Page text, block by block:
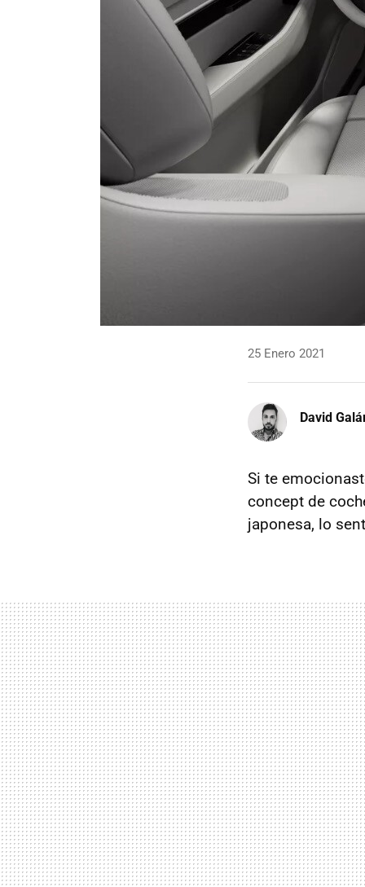
25 Enero 2021
David
Si te
concept de
japonesa, lo